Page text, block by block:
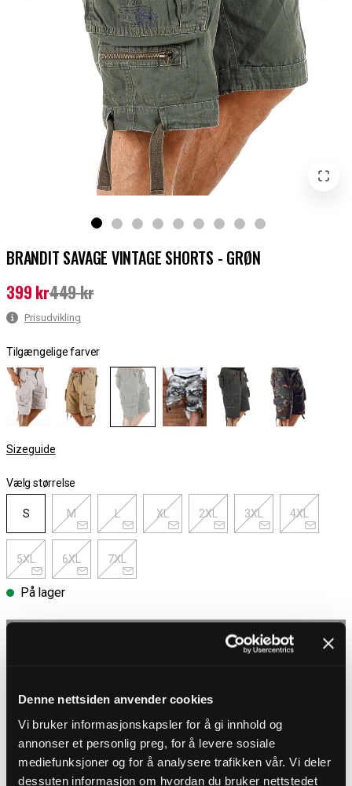
Denne nettsiden anvender cookies
Vi bruker informasjonskapsler for å gi innhold og
annonser et personlig preg, for å levere sosiale
mediefunksjoner og for å analysere trafikken vår. Vi deler
dessuten informasjon om hvordan du bruker nettstedet
BRANDIT SAVAGE VINTAGE SHORTS - GRØN
Nuværende pris:
399 kr449 kr
Prisudvikling
Tilgængelige farver
Sizeguide
Vælg størrelse
S M L XL 2XL 3XL 4XL
5XL 6XL 7XL
På lager
Vælg størrelse
30 dages åbent køb
Hurtig levering 3 – 5 dage
Gratis fragt ved køb over 700 kr
PRODUKTBESKRIVELSE